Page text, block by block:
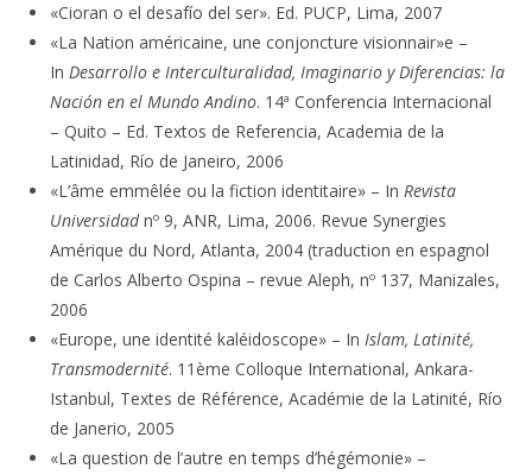
«Cioran o el desafío del ser». Ed. PUCP, Lima, 2007
«La Nation américaine, une conjoncture visionnair»e –
InDesarrollo e Interculturalidad, Imaginario y Diferencias: la
Nación en el Mundo Andino. 14ª Conferencia Internacional
– Quito – Ed. Textos de Referencia, Academia de la
Latinidad, Río de Janeiro, 2006
«L’âme emmêlée ou la fiction identitaire» – InRevista
Universidadnº 9, ANR, Lima, 2006. Revue Synergies
Amérique du Nord, Atlanta, 2004 (traduction en espagnol
de Carlos Alberto Ospina – revue Aleph, nº 137, Manizales,
2006
«Europe, une identité kaléidoscope» – InIslam, Latinité,
Transmodernité. 11ème Colloque International, Ankara-
Istanbul, Textes de Référence, Académie de la Latinité, Río
de Janerio, 2005
«La question de l’autre en temps d’hégémonie» –